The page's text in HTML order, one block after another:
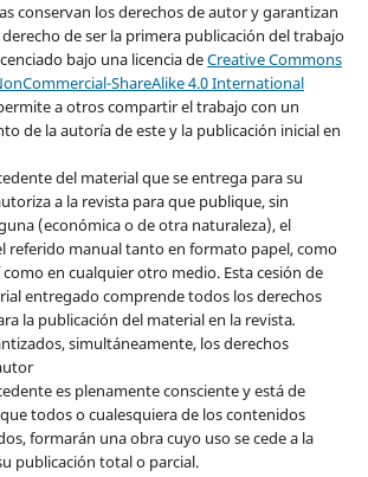
conservan los derechos de autor y garantizan
derecho de ser la primera publicación del trabajo
bajo una licencia deCreative Commons
ShareAlike 4.0 International
a otros compartir el trabajo con un
de la autoría de este y la publicación inicial en
del material que se entrega para su
a la revista para que publique, sin
(económica o de otra naturaleza), el
referido manual tanto en formato papel, como
en cualquier otro medio. Esta cesión de
entregado comprende todos los derechos
la publicación del material en la revista.
simultáneamente, los derechos
es plenamente consciente y está de
todos o cualesquiera de los contenidos
formarán una obra cuyo uso se cede a la
publicación total o parcial.